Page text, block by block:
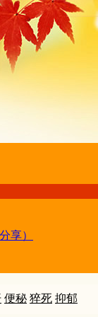
享）
便秘 猝死 抑郁